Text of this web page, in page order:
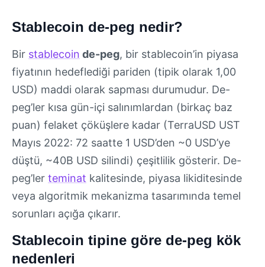
Stablecoin de-peg nedir?
Bir stablecoin de-peg, bir stablecoin’in piyasa
fiyatının hedeflediği pariden (tipik olarak 1,00
USD) maddi olarak sapması durumudur. De-
peg’ler kısa gün-içi salınımlardan (birkaç baz
puan) felaket çöküşlere kadar (TerraUSD UST
Mayıs 2022: 72 saatte 1 USD’den ~0 USD’ye
düştü, ~40B USD silindi) çeşitlilik gösterir. De-
peg’ler teminat kalitesinde, piyasa likiditesinde
veya algoritmik mekanizma tasarımında temel
sorunları açığa çıkarır.
Stablecoin tipine göre de-peg kök
nedenleri